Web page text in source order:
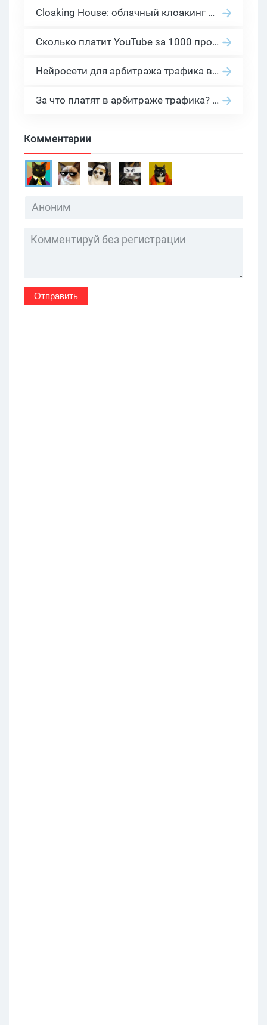
Cloaking House: облачный клоакинг для фильтрации ботов FB и Google Ads — гайд PHP-интеграции 2026
Сколько платит YouTube за 1000 просмотров в 2026: реальные цифры от 0.5 до 36 USD по ГЕО
Нейросети для арбитража трафика в 2026: инструменты, кейсы и AI-медиабайеры
За что платят в арбитраже трафика? 30 моделей оплаты в бурж и СНГ партнерках
Комментарии
Отправить